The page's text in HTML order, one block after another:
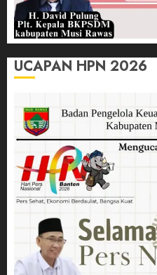
UCAPAN HPN 2026